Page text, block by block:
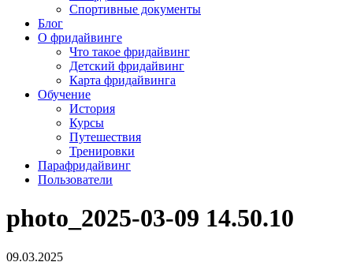
Спортивные документы
Блог
О фридайвинге
Что такое фридайвинг
Детский фридайвинг
Карта фридайвинга
Обучение
История
Курсы
Путешествия
Тренировки
Парафридайвинг
Пользователи
photo_2025-03-09 14.50.10
09.03.2025